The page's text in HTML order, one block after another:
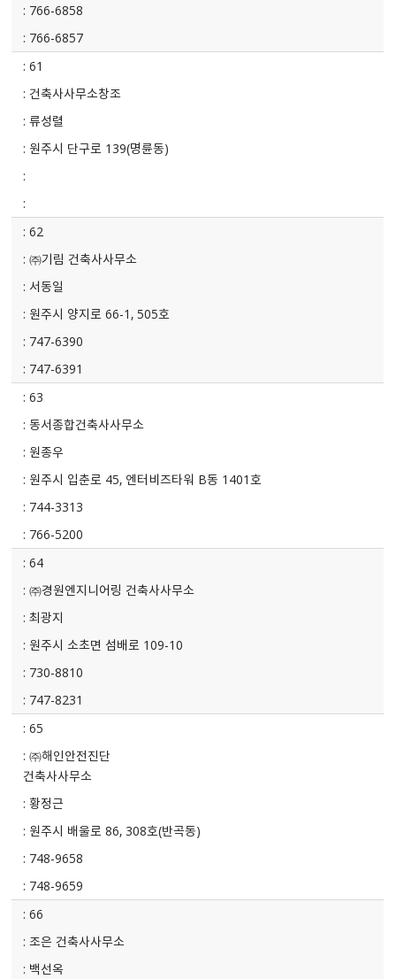
766-6858
766-6857
61
건축사사무소창조
류성렬
원주시 단구로 139(명륜동)
62
㈜기림 건축사사무소
서동일
원주시 양지로 66-1, 505호
747-6390
747-6391
63
동서종합건축사사무소
원종우
원주시 입춘로 45, 엔터비즈타워 B동 1401호
744-3313
766-5200
64
㈜경원엔지니어링 건축사사무소
최광지
원주시 소초면 섬배로 109-10
730-8810
747-8231
65
㈜해인안전진단
건축사사무소
황정근
원주시 배울로 86, 308호(반곡동)
748-9658
748-9659
66
조은 건축사사무소
백선옥